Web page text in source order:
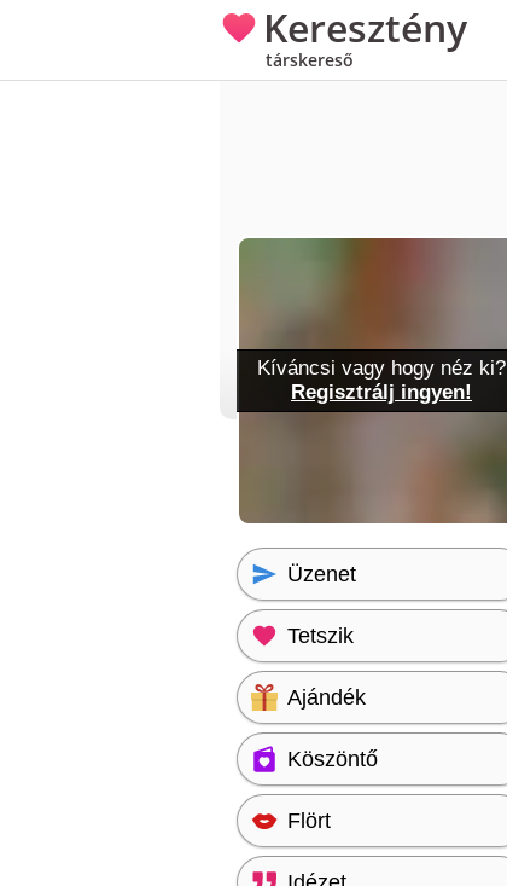
Keresztény
társkereső
Kíváncsi vagy hogy néz ki?
Regisztrálj ingyen!
Üzenet
Tetszik
Ajándék
Köszöntő
Flört